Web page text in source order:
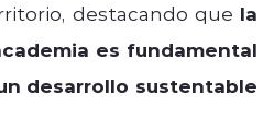
destacando que la
es fundamental
desarrollo sustentable